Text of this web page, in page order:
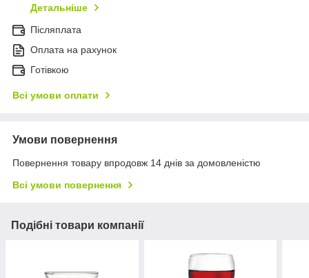
Детальніше
Післяплата
Оплата на рахунок
Готівкою
Всі умови оплати
Умови повернення
Повернення товару впродовж 14 днів за домовленістю
Всі умови повернення
Подібні товари компанії